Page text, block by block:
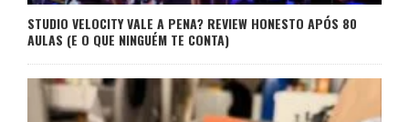
STUDIO VELOCITY VALE A PENA? REVIEW HONESTO APÓS 80
AULAS (E O QUE NINGUÉM TE CONTA)